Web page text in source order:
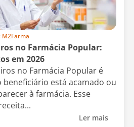
M2Farma
no Farmácia Popular:
em 2026
no Farmácia Popular é
está acamado ou
à farmácia. Esse
Ler mais